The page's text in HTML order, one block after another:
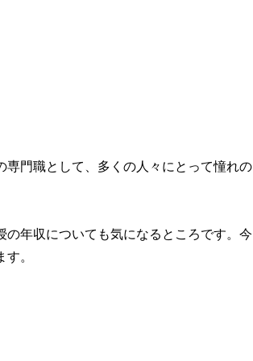
門職として、多くの人々にとって憧れの
年収についても気になるところです。今
。